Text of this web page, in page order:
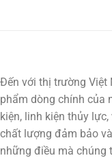
Đến với thị trường Việt
phẩm dòng chính của
kiện, linh kiện thủy
chất lượng đảm bảo
những điều mà chúng